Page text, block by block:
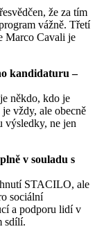
že za tím
vážně. Třetí
Marco Cavali je
kandidaturu –
někdo, kdo je
vždy, ale obecně
výsledky, ne jen
v souladu s
STACILO, ale
sociální
a podporu lidí v
sdílí.